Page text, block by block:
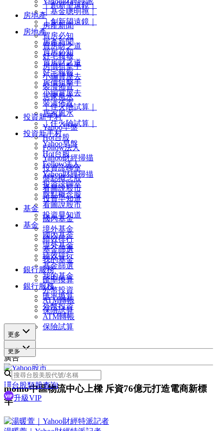
｜基金聰明挑｜
｜創新望遠鏡｜
房地產
房產新聞
買房必知
買房財之道
好宅報報
房價狙擊手
小編賞屋去
裝潢佈置
居家風水
｜住火險試算｜
投資新手村
Yahoo早盤
Hot台股
Follow法人
Yahoo財經掃描
投資診聊室
盤點概念股
看圖說股市
投資早知道
基金
國內基金
境外基金
績效排行
基金篩選
我的基金
銀行服務
匯率換算
外幣投資
ATM轉帳
保險試算
更多
台股類股查詢
升級VIP
｜創新望遠鏡｜
房地產
房產新聞
買房必知
買房財之道
好宅報報
房價狙擊手
小編賞屋去
裝潢佈置
居家風水
｜住火險試算｜
投資新手村
Yahoo早盤
Hot台股
Follow法人
Yahoo財經掃描
投資診聊室
盤點概念股
看圖說股市
投資早知道
基金
國內基金
境外基金
績效排行
基金篩選
我的基金
銀行服務
匯率換算
外幣投資
ATM轉帳
保險試算
更多
廣告
momo中區物流中心上樑 斥資76億元打造電商新標
竿